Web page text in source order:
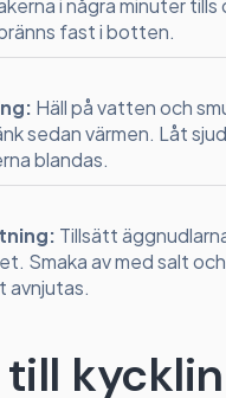
i några minuter
fast i botten.
Häll på vatten och
sedan värmen. Låt
blandas.
Tillsätt
Smaka av med salt
avnjutas.